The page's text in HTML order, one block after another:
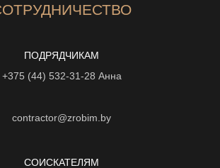
ПОДРЯДЧИКАМ
+375 (44) 532-31-28 Анна
contractor@zrobim.by
СОИСКАТЕЛЯМ